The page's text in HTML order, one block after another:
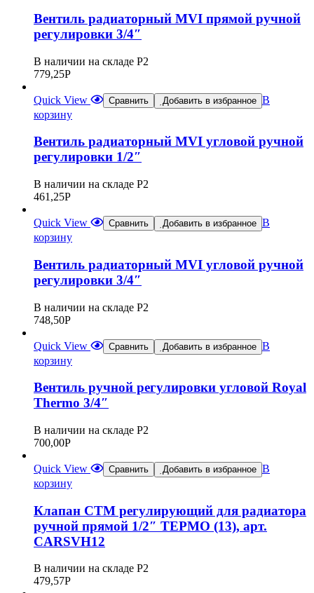
Вентиль радиаторный MVI прямой ручной
регулировки 3/4″
В наличии на складе Р2
779,25Р
Quick View Сравнить Добавить в избранное В
корзину
Вентиль радиаторный MVI угловой ручной
регулировки 1/2″
В наличии на складе Р2
461,25Р
Quick View Сравнить Добавить в избранное В
корзину
Вентиль радиаторный MVI угловой ручной
регулировки 3/4″
В наличии на складе Р2
748,50Р
Quick View Сравнить Добавить в избранное В
корзину
Вентиль ручной регулировки угловой Royal
Thermo 3/4″
В наличии на складе Р2
700,00Р
Quick View Сравнить Добавить в избранное В
корзину
Клапан CTM регулирующий для радиатора
ручной прямой 1/2″ ТЕРМО (13), арт.
CARSVH12
В наличии на складе Р2
479,57Р